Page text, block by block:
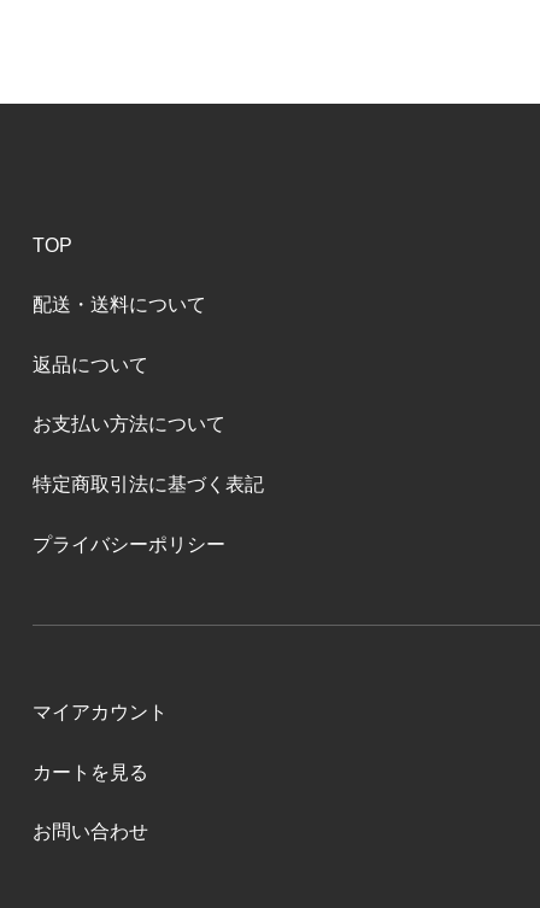
TOP
配送・送料について
返品について
お支払い方法について
特定商取引法に基づく表記
プライバシーポリシー
マイアカウント
カートを見る
お問い合わせ